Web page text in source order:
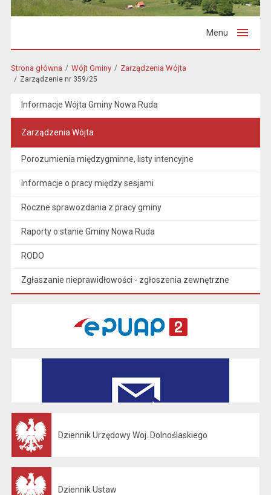
Menu
Strona główna Wójt Gminy Zarządzenia Wójta
Zarządzenie nr 359/25
Informacje Wójta Gminy Nowa Ruda
Zarządzenia Wójta
Porozumienia międzygminne, listy intencyjne
Informacje o pracy między sesjami
Roczne sprawozdania z pracy gminy
Raporty o stanie Gminy Nowa Ruda
RODO
Zgłaszanie nieprawidłowości - zgłoszenia zewnętrzne
Dziennik Urzędowy Woj. Dolnoślaskiego
Dziennik Ustaw